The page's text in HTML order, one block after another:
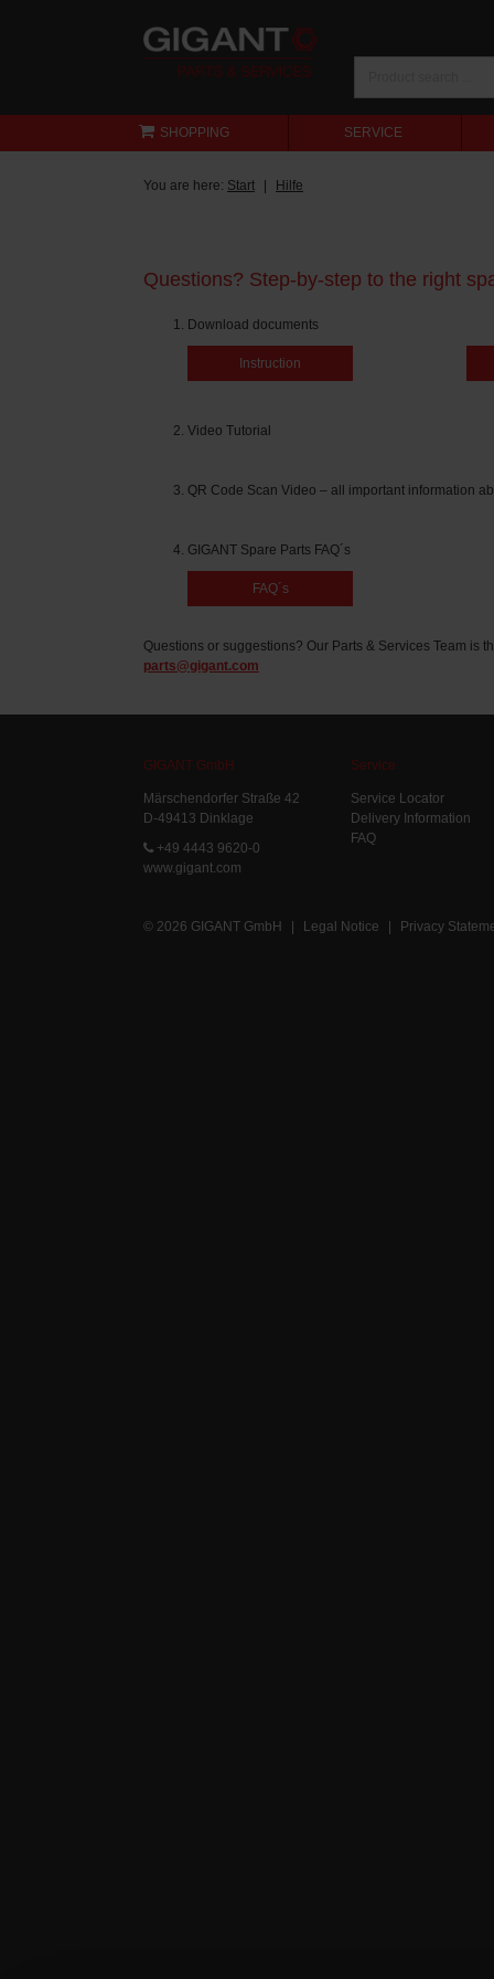
SHOPPING SERVICE
You are here: Start Hilfe
Questions? Step-by-step to the right
Download documents
Instruction
Video Tutorial
QR Code Scan Video – all important information
GIGANT Spare Parts FAQ´s
FAQ´s
Questions or suggestions? Our Parts & Services Team is
parts@gigant.com
GIGANT GmbH
Märschendorfer Straße 42
D-49413 Dinklage
+49 4443 9620-0
www.gigant.com
Service
Service Locator
Delivery Information
FAQ
© 2026 GIGANT GmbH | Legal Notice | Privacy